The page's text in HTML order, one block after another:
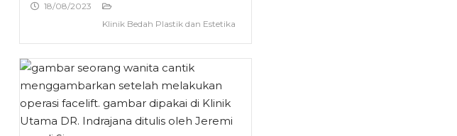
18/08/2023
Klinik Bedah Plastik dan Estetika